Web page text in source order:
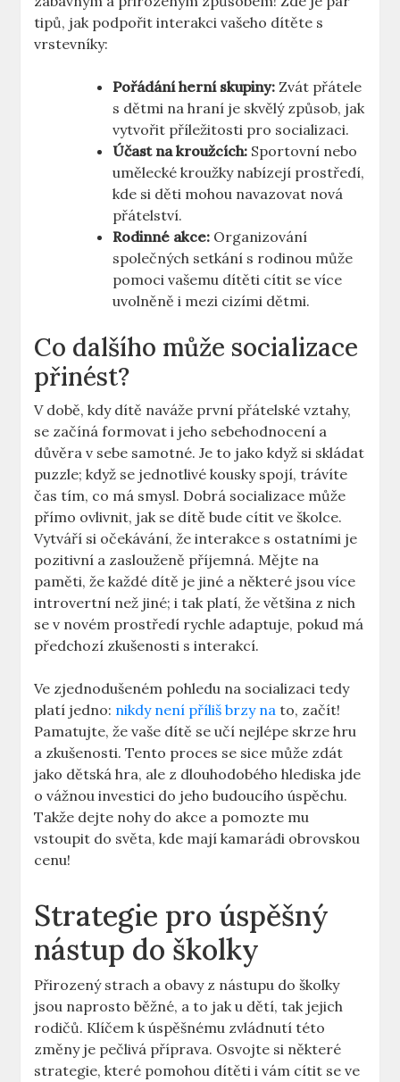
tipů, jak podpořit interakci vašeho dítěte s
vrstevníky:
Pořádání herní skupiny: Zvát přátele
s dětmi na hraní je skvělý způsob, jak
vytvořit příležitosti pro socializaci.
Účast na kroužcích: Sportovní nebo
umělecké kroužky nabízejí prostředí,
kde si děti mohou navazovat nová
přátelství.
Rodinné akce: Organizování
společných setkání s rodinou může
pomoci vašemu dítěti cítit se více
uvolněně i mezi cizími dětmi.
Co dalšího může socializace
přinést?
V době, kdy dítě naváže první přátelské vztahy,
se začíná formovat i jeho sebehodnocení a
důvěra v sebe samotné. Je to jako když si skládat
puzzle; když se jednotlivé kousky spojí, trávíte
čas tím, co má smysl. Dobrá socializace může
přímo ovlivnit, jak se dítě bude cítit ve školce.
Vytváří si očekávání, že interakce s ostatními je
pozitivní a zaslouženě příjemná. Mějte na
paměti, že každé dítě je jiné a některé jsou více
introvertní než jiné; i tak platí, že většina z nich
se v novém prostředí rychle adaptuje, pokud má
předchozí zkušenosti s interakcí.
Ve zjednodušeném pohledu na socializaci tedy
platí jedno: nikdy není příliš brzy na to, začít!
Pamatujte, že vaše dítě se učí nejlépe skrze hru
a zkušenosti. Tento proces se sice může zdát
jako dětská hra, ale z dlouhodobého hlediska jde
o vážnou investici do jeho budoucího úspěchu.
Takže dejte nohy do akce a pomozte mu
vstoupit do světa, kde mají kamarádi obrovskou
cenu!
Strategie pro úspěšný
nástup do školky
Přirozený strach a obavy z nástupu do školky
jsou naprosto běžné, a to jak u dětí, tak jejich
rodičů. Klíčem k úspěšnému zvládnutí této
změny je pečlivá příprava. Osvojte si některé
strategie, které pomohou dítěti i vám cítit se ve